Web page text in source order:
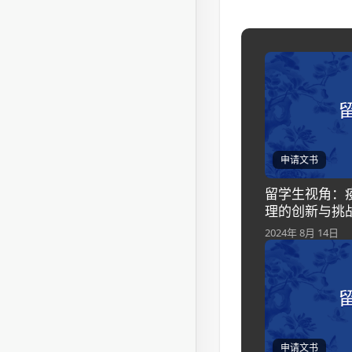
申请文书
留学生视角：
理的创新与挑
2024年 8月 14日
申请文书